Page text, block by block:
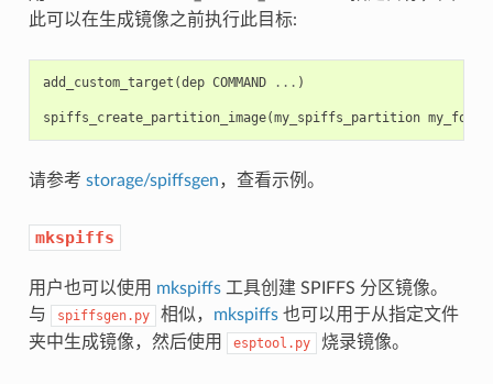
此可以在生成镜像之前执行此目标:
add_custom_target (dep COMMAND ... )
spiffs_create_partition_image(my_spiffs_partition
请参考 storage/spiffsgen，查看示例。
mkspiffs
用户也可以使用 mkspiffs工具创建 SPIFFS 分区镜像。
与
spiffsgen.py 相似， mkspiffs也可以用于从指定文件
夹中生成镜像，然后使用
esptool.py 烧录镜像。